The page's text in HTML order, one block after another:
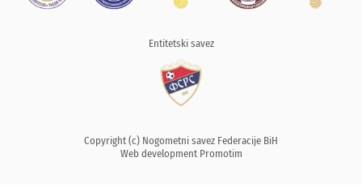
Entitetski savez
Copyright (c) Nogometni savez Federacije BiH
Web development Promotim